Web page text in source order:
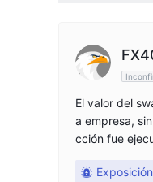
8
9
El valor del
a empresa,
cción fue
Exposición